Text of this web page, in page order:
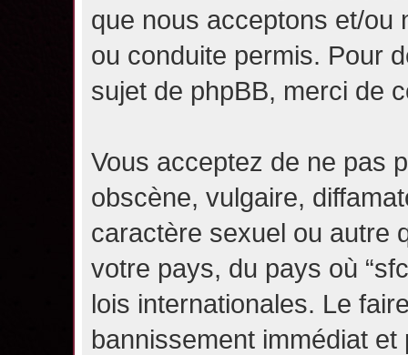
que nous acceptons et/ou
ou conduite permis. Pour
sujet de phpBB, merci de
Vous acceptez de ne pas
obscène, vulgaire,
caractère sexuel ou autre
votre pays, du pays où
lois internationales. Le
bannissement immédiat